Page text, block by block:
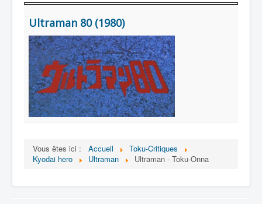
Équipe
Personnage
Transformation
Équipement
Mecha
Objet
Lieu
Épisode
Référence
Ultraman 80 (1980)
Vous êtes ici : Accueil
Toku-Critiques
Kyodai hero
Ultraman Ultraman - Toku-Onna